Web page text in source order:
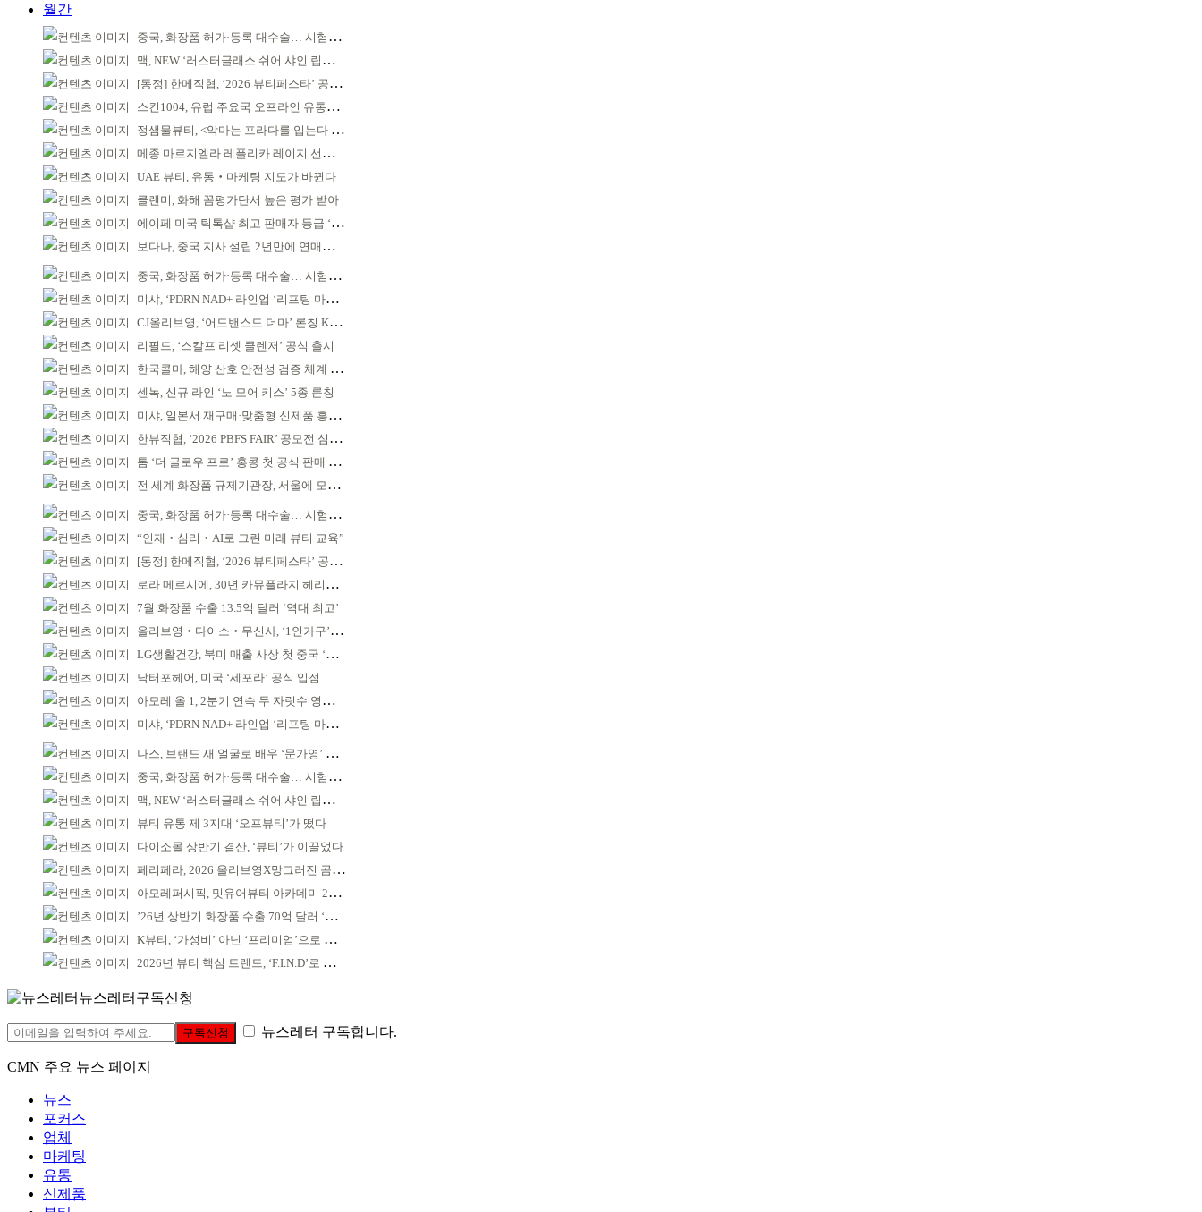
월간
중국, 화장품 허가·등록 대수술… 시험자료 공용 허용
맥, NEW ‘러스터글래스 쉬어 샤인 립스틱’ 출시
[동정] 한메직협, ‘2026 뷰티페스타’ 공동 주최
스킨1004, 유럽 주요국 오프라인 유통망 확대
정샘물뷰티, <악마는 프라다를 입는다 2> 특별한 협업
메종 마르지엘라 레플리카 레이지 선데이 모닝 디퓨저
UAE 뷰티, 유통‧마케팅 지도가 바뀐다
클렌미, 화해 꼼평가단서 높은 평가 받아
에이페 미국 틱톡샵 최고 판매자 등급 ‘Tier 5’ 달성
보다나, 중국 지사 설립 2년만에 연매출 120억 돌파
중국, 화장품 허가·등록 대수술… 시험자료 공용 허용
미샤, ‘PDRN NAD+ 라인업 ‘리프팅 마스크’ 출시
CJ올리브영, ‘어드밴스드 더마’ 론칭 K더마 육성 박차
리필드, ‘스칼프 리셋 클렌저’ 공식 출시
한국콜마, 해양 산호 안전성 검증 체계 구축
센녹, 신규 라인 ‘노 모어 키스’ 5종 론칭
미샤, 일본서 재구매·맞춤형 신제품 흥행 ‘쌍끌이’
한뷰직협, ‘2026 PBFS FAIR’ 공모전 심사 성료
톰 ‘더 글로우 프로’ 홍콩 첫 공식 판매 완판
전 세계 화장품 규제기관장, 서울에 모인다
중국, 화장품 허가·등록 대수술… 시험자료 공용 허용
“인재‧심리‧AI로 그린 미래 뷰티 교육”
[동정] 한메직협, ‘2026 뷰티페스타’ 공동 주최
로라 메르시에, 30년 카뮤플라지 헤리티지 담아
7월 화장품 수출 13.5억 달러 ‘역대 최고’
올리브영‧다이소‧무신사, ‘1인가구’가 이끈다
LG생활건강, 북미 매출 사상 첫 중국 ‘추월’
닥터포헤어, 미국 ‘세포라’ 공식 입점
아모레 올 1, 2분기 연속 두 자릿수 영업이익률 기록
미샤, ‘PDRN NAD+ 라인업 ‘리프팅 마스크’ 출시
나스, 브랜드 새 얼굴로 배우 ‘문가영’ 발탁
중국, 화장품 허가·등록 대수술… 시험자료 공용 허용
맥, NEW ‘러스터글래스 쉬어 샤인 립스틱’ 출시
뷰티 유통 제 3지대 ‘오프뷰티’가 떴다
다이소몰 상반기 결산, ‘뷰티’가 이끌었다
페리페라, 2026 올리브영X망그러진 곰 콜라보
아모레퍼시픽, 밋유어뷰티 아카데미 2기 발대식
’26년 상반기 화장품 수출 70억 달러 ‘역대 최고’
K뷰티, ‘가성비’ 아닌 ‘프리미엄’으로 승부걸어야
2026년 뷰티 핵심 트렌드, ‘F.I.N.D’로 읽는다
뉴스레터구독신청
구독신청 뉴스레터 구독합니다.
CMN 주요 뉴스 페이지
뉴스
포커스
업체
마케팅
유통
신제품